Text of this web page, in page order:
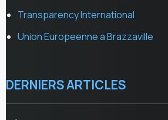
Transparency International
Union Europeenne a Brazzaville
DERNIERS ARTICLES